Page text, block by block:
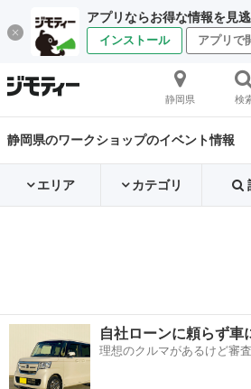
アプリならお得な情報を見逃
インストール アプリで
静岡県 検
静岡県のワークショップのイベント情報
エリア カテゴリ
自社ローンに頼らず車
理想のクルマがあるけど審